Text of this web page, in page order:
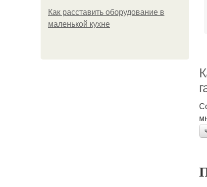
Как расставить оборудование в
маленькой кухне